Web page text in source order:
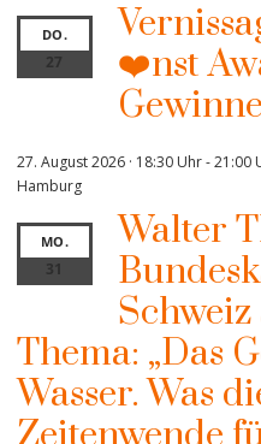
DO.
27
❤️nst
27. August 2026 · 18:30 Uhr-21:00
Hamburg
MO.
31
Walter
Schweiz
Thema: „Das
Wasser. Was